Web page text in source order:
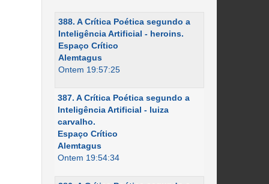
388. A Crítica Poética segundo a
Inteligência Artificial - heroins.
Espaço Crítico
Alemtagus
Ontem 19:57:25
387. A Crítica Poética segundo a
Inteligência Artificial - luiza
carvalho.
Espaço Crítico
Alemtagus
Ontem 19:54:34